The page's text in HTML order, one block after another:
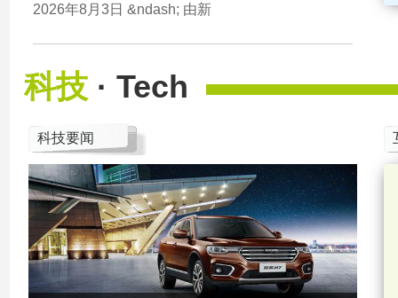
2026年8月3日 &ndash; 由新
科技 · Tech
科技要闻